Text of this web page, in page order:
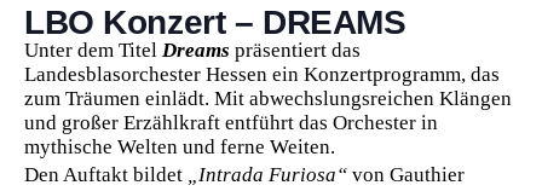
LBO Konzert – DREAMS
Unter dem Titel Dreams präsentiert das
Landesblasorchester Hessen ein Konzertprogramm, das
zum Träumen einlädt. Mit abwechslungsreichen Klängen
und großer Erzählkraft entführt das Orchester in
mythische Welten und ferne Weiten.
Den Auftakt bildet
„Intrada Furiosa“ von Gauthier